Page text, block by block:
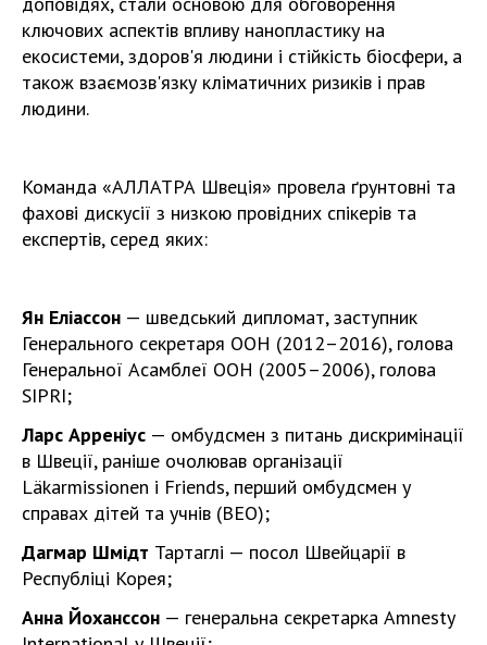
ключових аспектів впливу нанопластику на
екосистеми, здоров'я людини і стійкість біосфери, а
також взаємозв'язку кліматичних ризиків і прав
людини.
Команда «АЛЛАТРА Швеція» провела ґрунтовні та
фахові дискусії з низкою провідних спікерів та
експертів, серед яких:
Ян Еліассон — шведський дипломат, заступник
Генерального секретаря ООН (2012–2016), голова
Генеральної Асамблеї ООН (2005–2006), голова
SIPRI;
Ларс Арреніус — омбудсмен з питань дискримінації
в Швеції, раніше очолював організації
Läkarmissionen і Friends, перший омбудсмен у
справах дітей та учнів (BEO);
Дагмар Шмідт Тартаглі — посол Швейцарії в
Республіці Корея;
Анна Йоханссон — генеральна секретарка Amnesty